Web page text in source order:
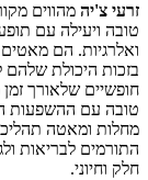
זרעי צ'יה מהווים
טובה ויעילה עם
ואלרגיות. הם
בזכות היכולת
חופשיים שלאורך
טובה עם ההשפעות
מחלות ומאטה
התורמים לבריאות
חלק וחיוני.